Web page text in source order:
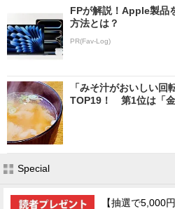
FPが解説！Apple製品
方法とは？
PR(Fav-Log)
「みそ汁がおいしい
TOP19！ 第1位は「
Special
【抽選で5,000